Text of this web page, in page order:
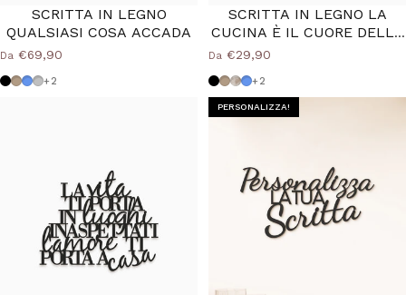
SCRITTA IN LEGNO
QUALSIASI COSA ACCADA
Da €69,90
Nero
Tortora
Azzurro Polvere
Grigio Medio
+2
SCRITTA IN LEGNO LA
CUCINA È IL CUORE DELLA
Da €29,90
Nero
Tortora
Shabby
Azzurro Polvere
+2
PERSONALIZZA!